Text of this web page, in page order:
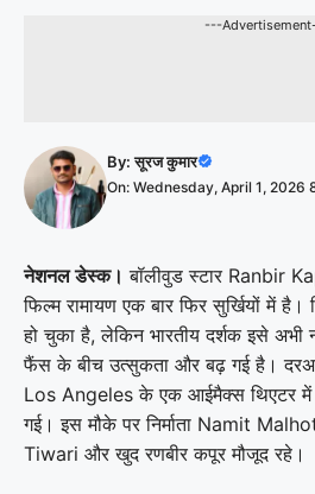
---
By:सूरज कुमार
On: Wednesday, April 1, 2026
नेशनल डेस्क। बॉलीवुड स्टार Ranbir
फिल्म रामायण एक बार फिर सुर्खियों में
हो चुका है, लेकिन भारतीय दर्शक इसे अभी
फैंस के बीच उत्सुकता और बढ़ गई है।
Los Angeles के एक आईमैक्स थिएटर में
गई। इस मौके पर निर्माता Namit
Tiwari और खुद रणबीर कपूर मौजूद रहे।